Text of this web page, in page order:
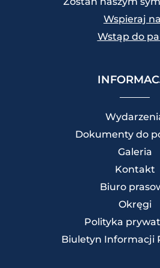
Wspieraj
Wstąp do
Dokumenty do
Galeria
Kontakt
Biuro
Okręgi
Polityka
Biuletyn Informacji